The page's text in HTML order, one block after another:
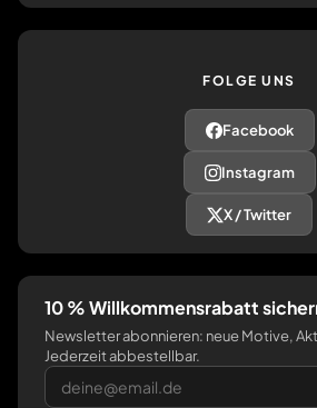
FOLGE UNS
Facebook
Instagram
X / Twitter
10 % Willkommensrabatt
Newsletter abonnieren: neue Motive,
Jederzeit abbestellbar.